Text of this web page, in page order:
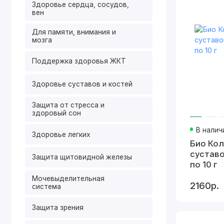
Здоровье сердца, сосудов,
вен
Для памяти, внимания и
мозга
Поддержка здоровья ЖКТ
Здоровье суставов и костей
Защита от стресса и
здоровый сон
Здоровье легких
Защита щитовидной железы
Мочевыделительная
система
Защита зрения
В
Био
по 10 г
2160р.